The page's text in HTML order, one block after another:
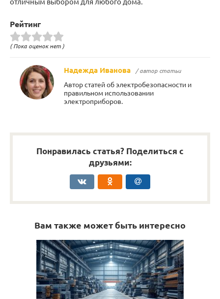
Рейтинг
( Пока оценок нет )
Надежда Иванова / автор статьи
Автор статей об электробезопасности и
правильном использовании
электроприборов.
Понравилась статья? Поделиться с
друзьями:
Вам также может быть интересно